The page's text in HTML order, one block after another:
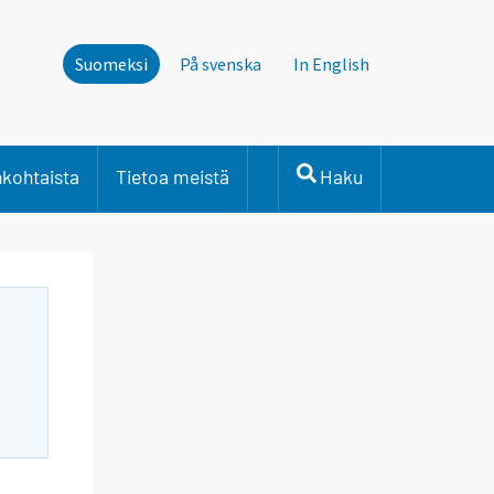
Suomeksi På svenska In English
Tietoa meistä Haku